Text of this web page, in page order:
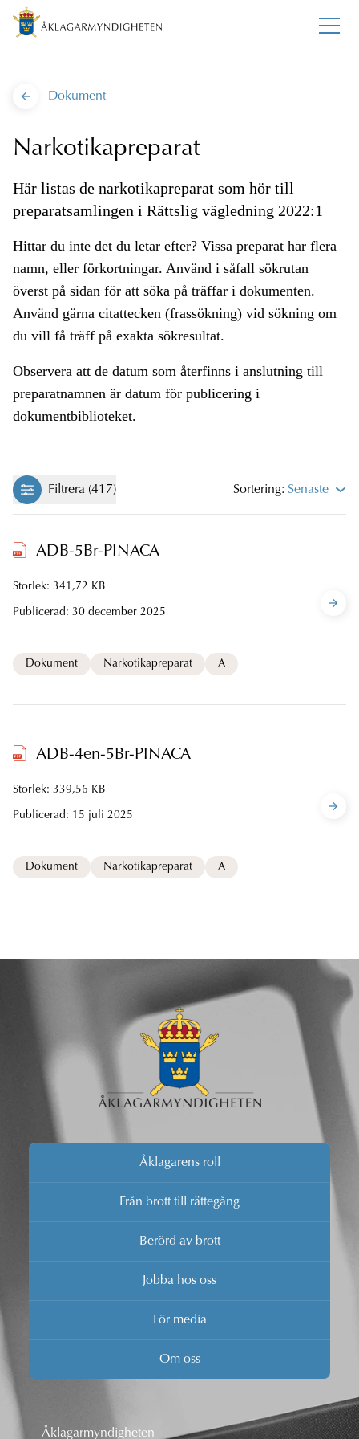
Dokument
Narkotikapreparat
Här listas de narkotikapreparat som hör till
preparatsamlingen i Rättslig vägledning 2022:1
Hittar du inte det du letar efter? Vissa preparat har flera
namn, eller förkortningar. Använd i såfall sökrutan
överst på sidan för att söka på träffar i dokumenten.
Använd gärna citattecken (frassökning) vid sökning om
du vill få träff på exakta sökresultat.
Observera att de datum som återfinns i anslutning till
preparatnamnen är datum för publicering i
dokumentbiblioteket.
Filtrera (417) Sortering: Senaste
ADB-5Br-PINACA
Storlek: 341,72 KB
Publicerad: 30 december 2025
Dokument Narkotikapreparat A
ADB-4en-5Br-PINACA
Storlek: 339,56 KB
Publicerad: 15 juli 2025
Dokument Narkotikapreparat A
Åklagarens roll
Från brott till rättegång
Berörd av brott
Jobba hos oss
För media
Om oss
Åklagarmyndigheten